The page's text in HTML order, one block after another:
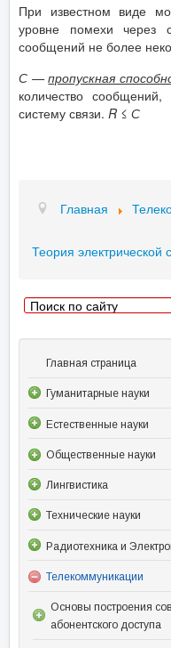
При известном виде
уровне помехи через
сообщений не более
С —пропускная
количество
систему связи. R ≤ С
Главная
Теория электрической
Главная страница
Гуманитарные науки
Естественные науки
Общественные науки
Лингвистика
Технические науки
Радиотехника и
Телекоммуникации
Основы построения
абонентского доступа